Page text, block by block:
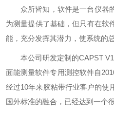
众所皆知，软件是一台仪器
为测量提供了基础，但只有在软
能，充分发挥其潜力，使系统的
本公司研发定制的CAPST
面能测量软件专用测控软件自
经过10年来胶粘带行业客户的使
国外标准的融合，已经达到一个